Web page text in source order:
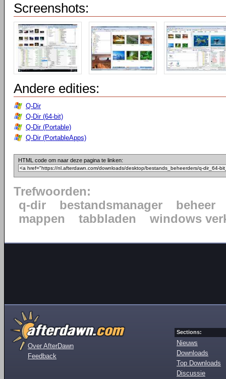
Screenshots:
Andere edities:
Q-Dir
Q-Dir (64-bit)
Q-Dir (Portable)
Q-Dir (PortableApps)
HTML code om naar deze pagina te linken:
Trefwoorden:
q-dir
bestandsmanager
beheer
mappen
tabbladen windows
Over AfterDawn
Feedback
Sections:
Nieuws
Downloads
Top Downloads
Discussie